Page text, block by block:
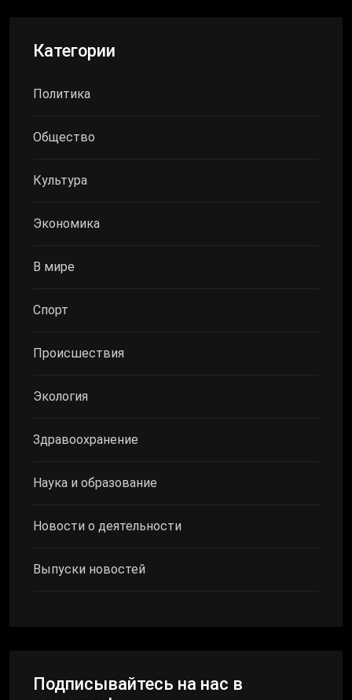
Категории
Политика
Общество
Культура
Экономика
В мире
Спорт
Происшествия
Экология
Здравоохранение
Наука и образование
Новости о деятельности
Выпуски новостей
Подписывайтесь на нас в